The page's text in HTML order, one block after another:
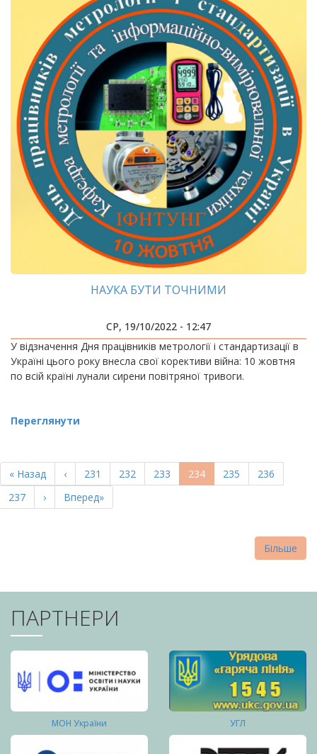
НАУКА БУТИ ТОЧНИМИ
СР, 19/10/2022 - 12:47
У відзначення Дня працівників метрології і стандартизації в
Україні цього року внесла свої корективи війна: 10 жовтня
по всій країні лунали сирени повітряної тривоги.
Переглянути
НА
СТОРІНКИ
Перша
сторінка
« Назад
Попередня
сторінка
‹ Page
231 Page
232 Page
233
Поточна
сторінка
234 Page
235 Page
236
Page
237
Наступна
сторінка
›
Остання
сторінка
Вперед»
Більше
ПАРТНЕРИ
МОН України УГЛ